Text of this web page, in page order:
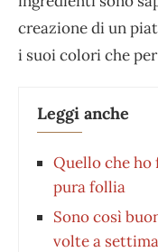
creazione di un
i suoi colori che
Leggi anche
Quello che
pura follia
Sono così
volte a